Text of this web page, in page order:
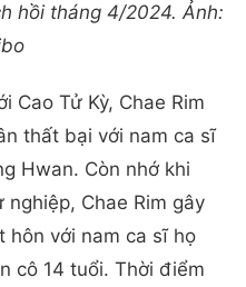
hồi tháng 4/2024. Ảnh:
Cao Tử Kỳ, Chae Rim
thất bại với nam ca sĩ
Hwan. Còn nhớ khi
Chae Rim gây
hôn với nam ca sĩ họ
cô 14 tuổi. Thời điểm